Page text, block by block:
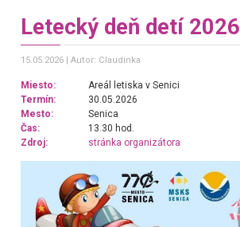
Letecký deň detí 2026
15.05.2026 Autor: Claudinka
Miesto:
Areál letiska v Senici
Termín:
30.05.2026
Mesto:
Senica
Čas:
13.30 hod.
Zdroj:
stránka organizátora